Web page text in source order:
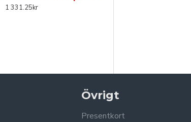
1 331.25kr
Övrigt
Presentkort